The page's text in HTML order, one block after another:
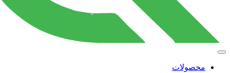
محصولات